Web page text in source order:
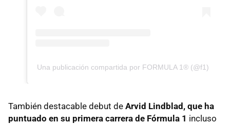
Una publicación compartida por FORMULA 1® (@f1)
También destacable debut de Arvid Lindblad, que ha
puntuado en su primera carrera de Fórmula 1 incluso